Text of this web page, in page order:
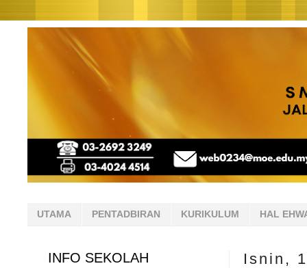
UTAMA PENTADBIRAN KURIKULUM HAL
Isnin,
INFO SEKOLAH